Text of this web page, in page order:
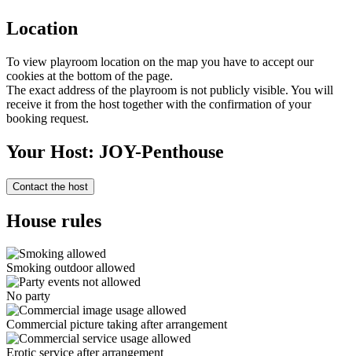
Location
To view playroom location on the map you have to accept our
cookies at the bottom of the page.
The exact address of the playroom is not publicly visible. You will
receive it from the host together with the confirmation of your
booking request.
Your Host: JOY-Penthouse
Contact the host
House rules
Smoking outdoor allowed
No party
Commercial picture taking after arrangement
Erotic service after arrangement